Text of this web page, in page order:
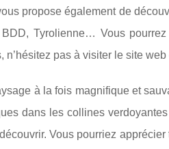
propose également de
Tyrolienne… Vous
pas à visiter le site web
à la fois magnifique et
dans les collines
Vous pourriez